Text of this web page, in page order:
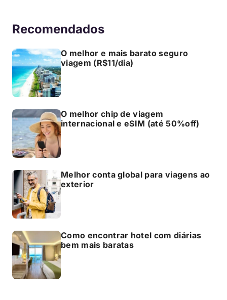
Recomendados
O melhor e mais barato seguro
viagem (R$11/dia)
O melhor chip de viagem
internacional e eSIM (até 50%off)
Melhor conta global para viagens ao
exterior
Como encontrar hotel com diárias
bem mais baratas